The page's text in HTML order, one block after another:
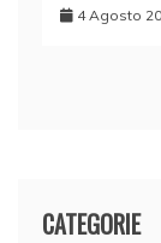
4 Agosto
CATEGORIE